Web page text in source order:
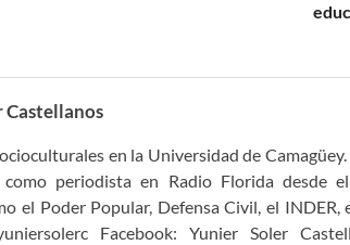
Castellanos
en la Universidad de
como periodista en Radio Florida desde
el Poder Popular, Defensa Civil, el INDER,
Facebook: Yunier Soler